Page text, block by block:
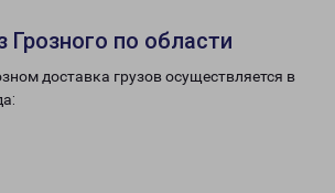
Грозного по области
доставка грузов осуществляется в